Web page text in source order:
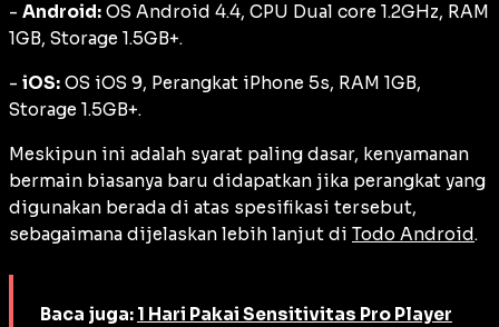
- Android: OS Android 4.4, CPU Dual core 1.2GHz, RAM
1GB, Storage 1.5GB+.
- iOS: OS iOS 9, Perangkat iPhone 5s, RAM 1GB,
Storage 1.5GB+.
Meskipun ini adalah syarat paling dasar, kenyamanan
bermain biasanya baru didapatkan jika perangkat yang
digunakan berada di atas spesifikasi tersebut,
sebagaimana dijelaskan lebih lanjut di Todo Android.
Baca juga: 1 Hari Pakai Sensitivitas Pro Player